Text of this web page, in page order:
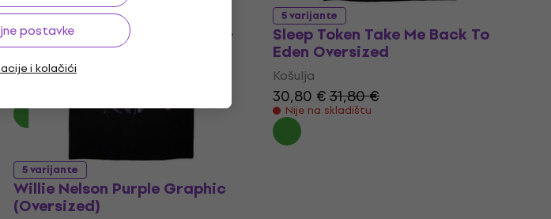
postavke
i kolačići
5 varijante
Oasis Decca Logo
30,40 €
5 varijante
Sleep Token Take Me Back To
Eden Oversized
Košulja
30,80 €31,80 €
Nije na skladištu
5 varijante
Willie Nelson Purple Graphic
(Oversized)